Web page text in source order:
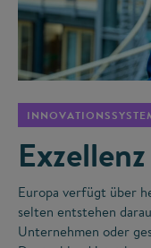
Europa verfügt über
selten entstehen
Unternehmen oder